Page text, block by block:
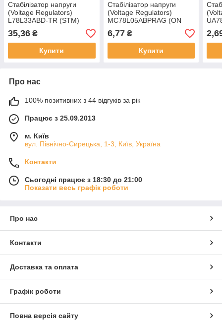
Стабілізатор напруги
(Voltage Regulators)
L78L33ABD-TR (STM)
35,36 ₴
Купити
Стабілізатор напруги
(Voltage Regulators)
MC78L05ABPRAG (ON
Semiconductor)
6,77₴
Купити
Про нас
100% позитивних з 44 відгуків за рік
Працює з 25.09.2013
м. Київ
вул. Північно-Сирецька, 1-3, Київ, Україна
Контакти
Сьогодні працює з 18:30 до 21:00
Показати весь графік роботи
Про нас
Контакти
Доставка та оплата
Графік роботи
Повна версія сайту